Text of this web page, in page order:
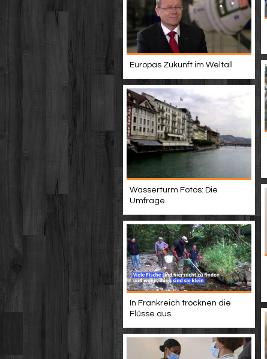
Europas Zukunft im Weltall
Wasserturm Fotos: Die
Umfrage
In Frankreich trocknen die
Flüsse aus